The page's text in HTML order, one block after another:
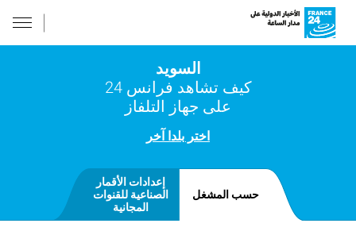
السويد
كيف تشاهد فرانس 24
على جهاز التلفاز
اختر بلدا آخر
حسب المشغل
إعدادات الأقمار
الصناعية للقنوات
المجانية